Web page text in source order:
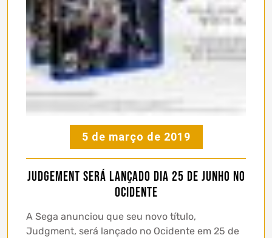
5 de março de 2019
Judgement será lançado dia 25 de Junho no
Ocidente
A Sega anunciou que seu novo título,
Judgment, será lançado no Ocidente em 25 de